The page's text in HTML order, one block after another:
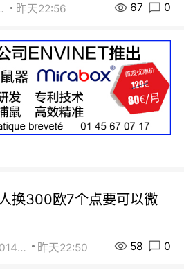
昨天22:56 67 0
换300欧7个点要可以微
街友84014588 昨天22:50 58 0